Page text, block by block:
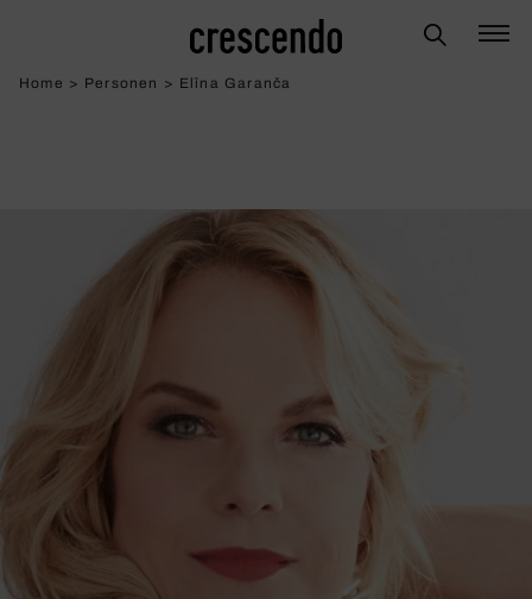
Home > Personen > Elīna Garanča